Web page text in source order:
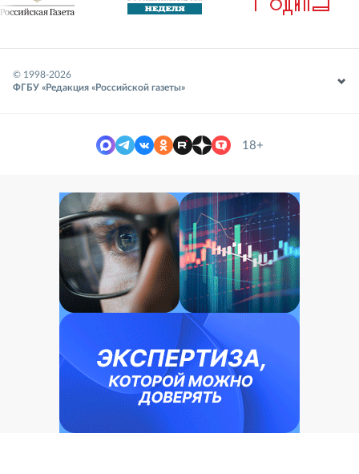
© 1998-2026
ФГБУ «Редакция «Российской газеты»
18+